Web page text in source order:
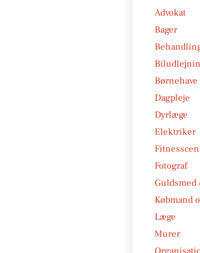
Advokat
Bager
Børnehave
Dagpleje
Dyrlæge
Elektriker
Fotograf
Guldsmed
Købmand
Læge
Murer